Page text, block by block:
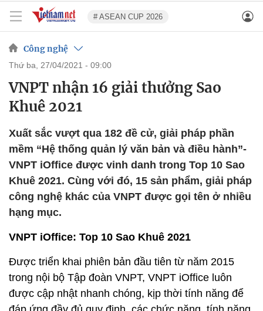
# ASEAN CUP 2026
Công nghệ
thứ ba, 27/04/2021 - 09:00
VNPT nhận 16 giải thưởng Sao
Khuê 2021
Xuất sắc vượt qua 182 đề cử, giải pháp phần
mềm “Hệ thống quản lý văn bản và điều hành”-
VNPT iOffice được vinh danh trong Top 10 Sao
Khuê 2021. Cùng với đó, 15 sản phẩm, giải pháp
công nghệ khác của VNPT được gọi tên ở nhiều
hạng mục.
VNPT iOffice: Top 10 Sao Khuê 2021
Được triển khai phiên bản đầu tiên từ năm 2015
trong nội bộ Tập đoàn VNPT, VNPT iOffice luôn
được cập nhật nhanh chóng, kịp thời tính năng để